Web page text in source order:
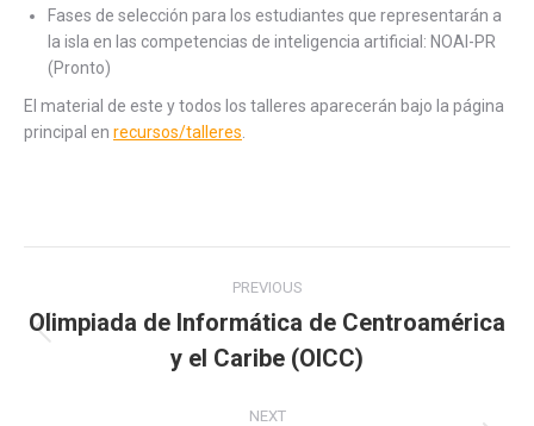
Fases de selección para los estudiantes que representarán a
la isla en las competencias de inteligencia artificial: NOAI-PR
(Pronto)
El material de este y todos los talleres aparecerán bajo la página
principal en recursos/talleres
navigation
PREVIOUS
post:
Olimpiada de Informática de Centroamérica
y el Caribe (OICC)
NEXT